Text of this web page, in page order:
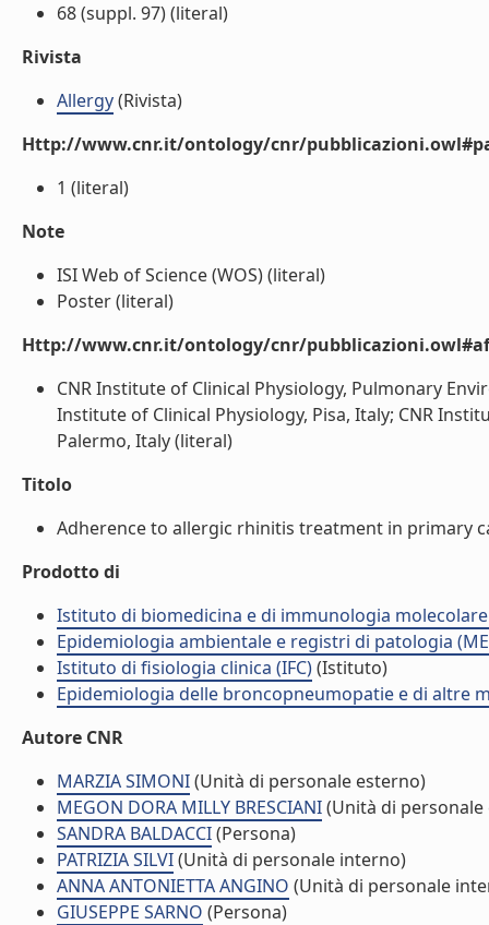
68 (suppl. 97) (literal)
Rivista
Allergy(Rivista)
Http://www.cnr.it/ontology/cnr/
1 (literal)
Note
ISI Web of Science (WOS) (literal)
Poster (literal)
Http://www.cnr.it/ontology/cnr/
CNR Institute of Clinical Physiology, Pulmonary
Institute of Clinical Physiology, Pisa, Italy; CNR
Palermo, Italy (literal)
Titolo
Adherence to allergic rhinitis treatment in primary
Prodotto di
Istituto di biomedicina e di immunologia
Epidemiologia ambientale e registri di patologia
Istituto di fisiologia clinica (IFC)(Istituto)
Epidemiologia delle broncopneumopatie e di altre
Autore CNR
MARZIA SIMONI(Unità di personale esterno)
MEGON DORA MILLY BRESCIANI(Unità di
SANDRA BALDACCI(Persona)
PATRIZIA SILVI(Unità di personale interno)
ANNA ANTONIETTA ANGINO (Unità di personale
GIUSEPPE SARNO (Persona)